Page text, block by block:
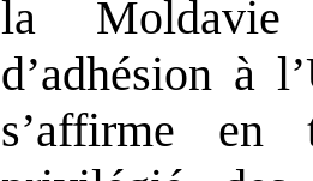
la
d’adhésion à
s’affirme en